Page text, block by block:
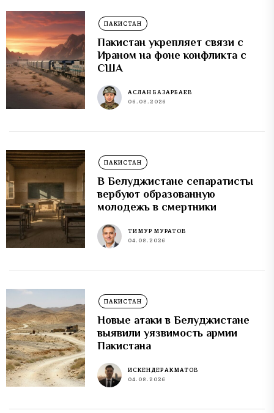
ПАКИСТАН
Пакистан укрепляет связи с
Ираном на фоне конфликта с
США
АСЛАН БАЗАРБАЕВ
06.08.2026
ПАКИСТАН
В Белуджистане сепаратисты
вербуют образованную
молодежь в смертники
ТИМУР МУРАТОВ
04.08.2026
ПАКИСТАН
Новые атаки в Белуджистане
выявили уязвимость армии
Пакистана
ИСКЕНДЕР АКМАТОВ
04.08.2026